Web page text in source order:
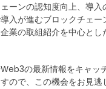
ーンの認知度向上、導入
入が進むブロックチェー
業の取組紹介を中心とし
の最新情報をキャッ
ので、この機会をお見逃